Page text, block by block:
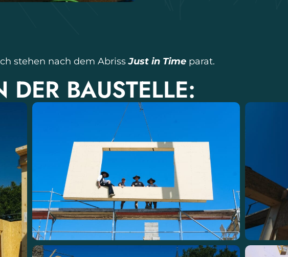
stehen nach dem AbrissJust in Timeparat.
BAUSTELLE: